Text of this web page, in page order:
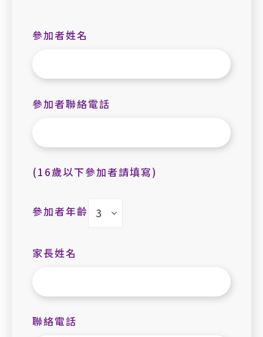
參加者姓名
參加者聯絡電話
(16歲以下參加者請填寫)
參加者年齡
家長姓名
聯絡電話